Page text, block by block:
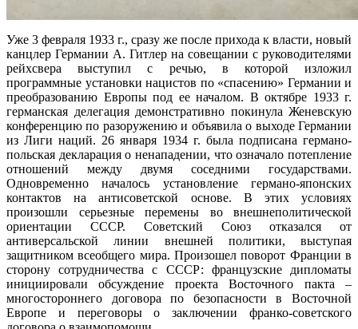
Уже 3 февраля 1933 г., сразу же после прихода к власти, новый
канцлер Германии А. Гитлер на совещании с руководителями
рейхсвера выступил с речью, в которой изложил
программные установки нацистов по «спасению» Германии и
преобразованию Европы под ее началом. В октябре 1933 г.
германская делегация демонстративно покинула Женевскую
конференцию по разоружению и объявила о выходе Германии
из Лиги наций. 26 января 1934 г. была подписана германо-
польская декларация о ненападении, что означало потепление
отношений между двумя соседними государствами.
Одновременно началось установление германо-японских
контактов на антисоветской основе. В этих условиях
произошли серьезные перемены во внешнеполитической
ориентации СССР. Советский Союз отказался от
антиверсальской линии внешней политики, выступая
защитником всеобщего мира. Произошел поворот Франции в
сторону сотрудничества с СССР: французские дипломаты
инициировали обсуждение проекта Восточного пакта –
многостороннего договора по безопасности в Восточной
Европе и переговоры о заключении франко-советского